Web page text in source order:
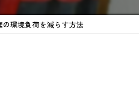
環境負荷を減らす方法